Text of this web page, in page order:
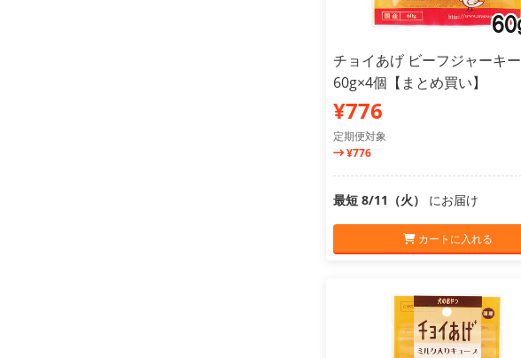
チョイあげ ビーフジャーキー
60g×4個【まとめ買い】
¥776
定期便対象
¥776
最短 8/11（火） にお届け
カートに入れる